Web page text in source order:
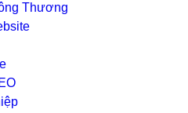
Thương